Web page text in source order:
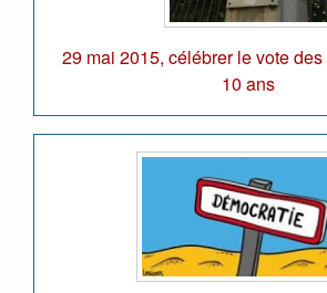
29 mai 2015, célébrer le vote
10 ans